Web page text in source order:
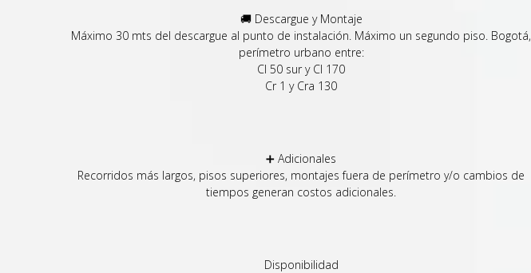
🚚 Descargue y Montaje
Máximo 30 mts del descargue al punto de instalación. Máximo un segundo piso. Bogotá,
perímetro urbano entre:
Cl 50 sur y Cl 170
Cr 1 y Cra 130
➕ Adicionales
Recorridos más largos, pisos superiores, montajes fuera de perímetro y/o cambios de
tiempos generan costos adicionales.
Disponibilidad